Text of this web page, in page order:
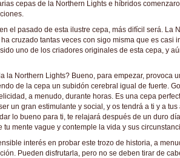
cepas de la Northern Lights e híbridos
el pasado de esta ilustre cepa, más difícil será. La
cruzado tantas veces con sigo misma que es casi
uno de los criadores originales de esta cepa, y
la Northern Lights? Bueno, para empezar, provoca
de la cepa un subidón cerebral igual de fuerte.
a menudo, durante horas. Es una cepa
un gran estimulante y social, y os tendrá a ti y a tus
lo bueno para ti, te relajará después de un duro
mente vague y contemple la vida y sus
interés en probar este trozo de historia, a
Pueden disfrutarla, pero no se deben tirar de